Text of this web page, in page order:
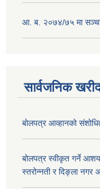
आ. ब. २०७४/७५ मा
सार्वजनिक
बोलपत्र आव्हानको
बोलपत्र स्वीकृत गर्ने
स्तरोन्नती र दिङ्ला नगर